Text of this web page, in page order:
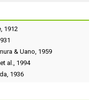
, 1912
& Uano, 1959
al., 1994
, 1936